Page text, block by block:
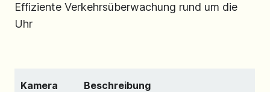
Effiziente Verkehrsüberwachung rund um die
Uhr
Kamera Beschreibung